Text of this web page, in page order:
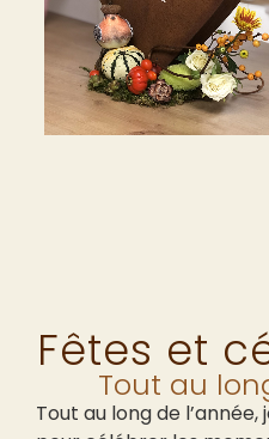
Fêtes et
Tout au
Tout au long de